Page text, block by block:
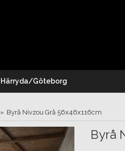
Härryda/Göteborg
» Byrå Nivzou Grå 56x46x116cm
Byrå